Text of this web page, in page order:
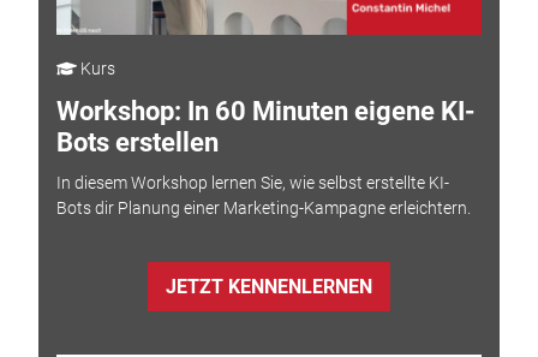
Kurs
Workshop: In 60 Minuten eigene KI-
Bots erstellen
In diesem Workshop lernen Sie, wie selbst erstellte KI-
Bots dir Planung einer Marketing-Kampagne erleichtern.
JETZT KENNENLERNEN